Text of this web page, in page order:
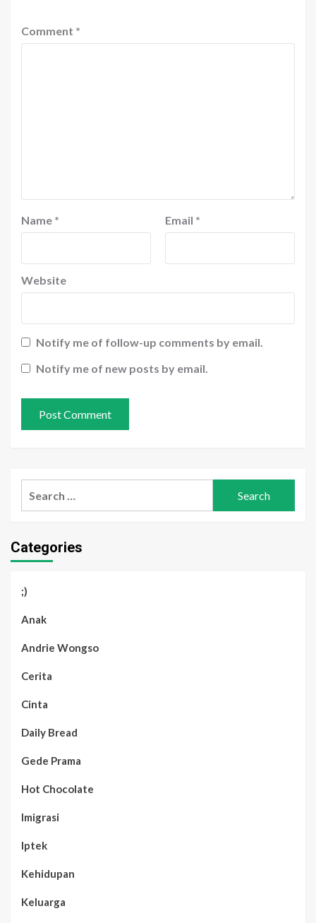
Comment *
Name * Email *
Website
Notify me of follow-up comments by email.
Notify me of new posts by email.
Categories
;)
Anak
Andrie Wongso
Cerita
Cinta
Daily Bread
Gede Prama
Hot Chocolate
Imigrasi
Iptek
Kehidupan
Keluarga